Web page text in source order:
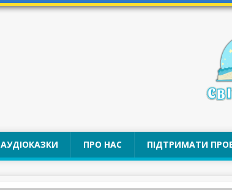
АУДІОКАЗКИ ПРО НАС ПІДТРИМАТИ